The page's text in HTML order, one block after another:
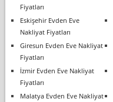
Fiyatları
Eskişehir Evden Eve
Nakliyat Fiyatları
Giresun Evden Eve Nakliyat
Fiyatları
İzmir Evden Eve Nakliyat
Fiyatları
Malatya Evden Eve Nakliyat